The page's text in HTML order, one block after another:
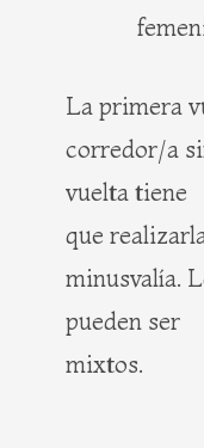
La primera
corredor/a
vuelta tiene
que
minusvalía.
pueden ser
mixtos.